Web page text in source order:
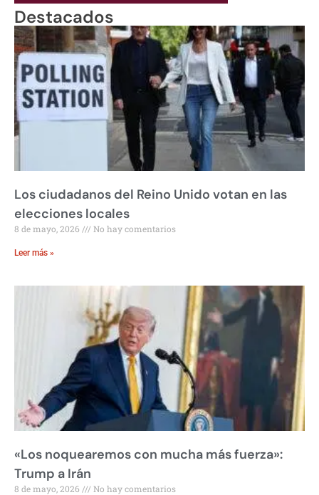
Destacados
Los ciudadanos del Reino Unido votan en las
elecciones locales
8 de mayo, 2026 No hay comentarios
Leer más »
«Los noquearemos con mucha más fuerza»:
Trump a Irán
8 de mayo, 2026 No hay comentarios